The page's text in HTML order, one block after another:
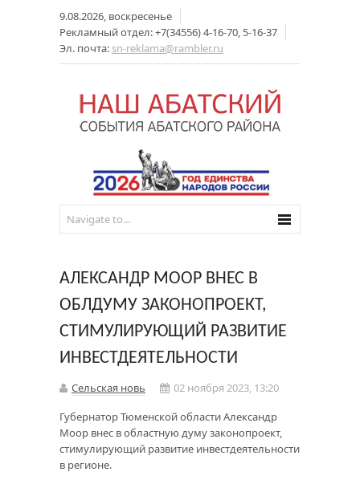
9.08.2026, воскресенье
Рекламный отдел: +7(34556) 4-16-70, 5-16-37
Эл. почта: sn-reklama@rambler.ru
АЛЕКСАНДР МООР ВНЕС В
ОБЛДУМУ ЗАКОНОПРОЕКТ,
СТИМУЛИРУЮЩИЙ РАЗВИТИЕ
ИНВЕСТДЕЯТЕЛЬНОСТИ
Сельская новь
02 ноября 2023, 13:20
Губернатор Тюменской области Александр
Моор внес в областную думу законопроект,
стимулирующий развитие инвестдеятельности
в регионе.